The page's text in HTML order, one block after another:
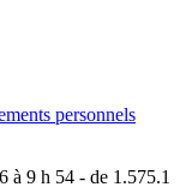
personnels
9 h 54 - de 1.575.1